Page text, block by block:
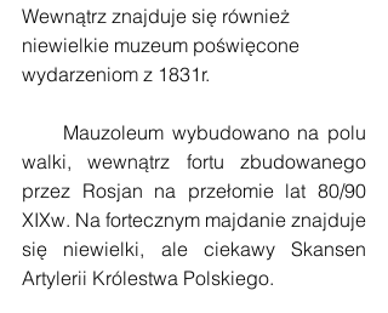
Wewnątrz znajduje się również
niewielkie muzeum poświęcone
wydarzeniom z 1831r.
walki, wewnątrz fortu zbudowanego
przez Rosjan na przełomie lat 80/90
XIXw. Na fortecznym majdanie znajduje
się niewielki, ale ciekawy Skansen
Artylerii Królestwa Polskiego.